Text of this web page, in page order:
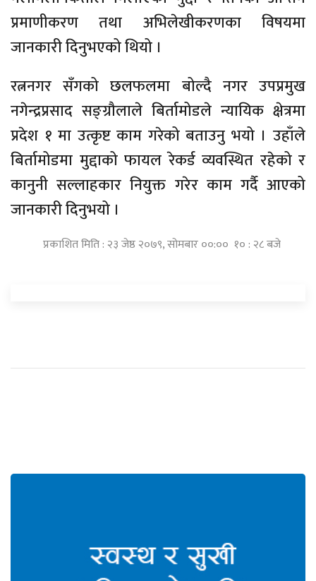
प्रमाणीकरण तथा अभिलेखीकरणका विषयमा
जानकारी दिनुभएको थियो ।
रत्ननगर सँगको छलफलमा बोल्दै नगर उपप्रमुख
नगेन्द्रप्रसाद सङ्ग्रौलाले बिर्तामोडले न्यायिक क्षेत्रमा
प्रदेश १ मा उत्कृष्ट काम गरेको बताउनु भयो । उहाँले
बिर्तामोडमा मुद्दाको फायल रेकर्ड व्यवस्थित रहेको र
कानुनी सल्लाहकार नियुक्त गरेर काम गर्दै आएको
जानकारी दिनुभयो ।
प्रकाशित मिति : २३ जेष्ठ २०७९, सोमबार ००:०० १० : २८ बजे